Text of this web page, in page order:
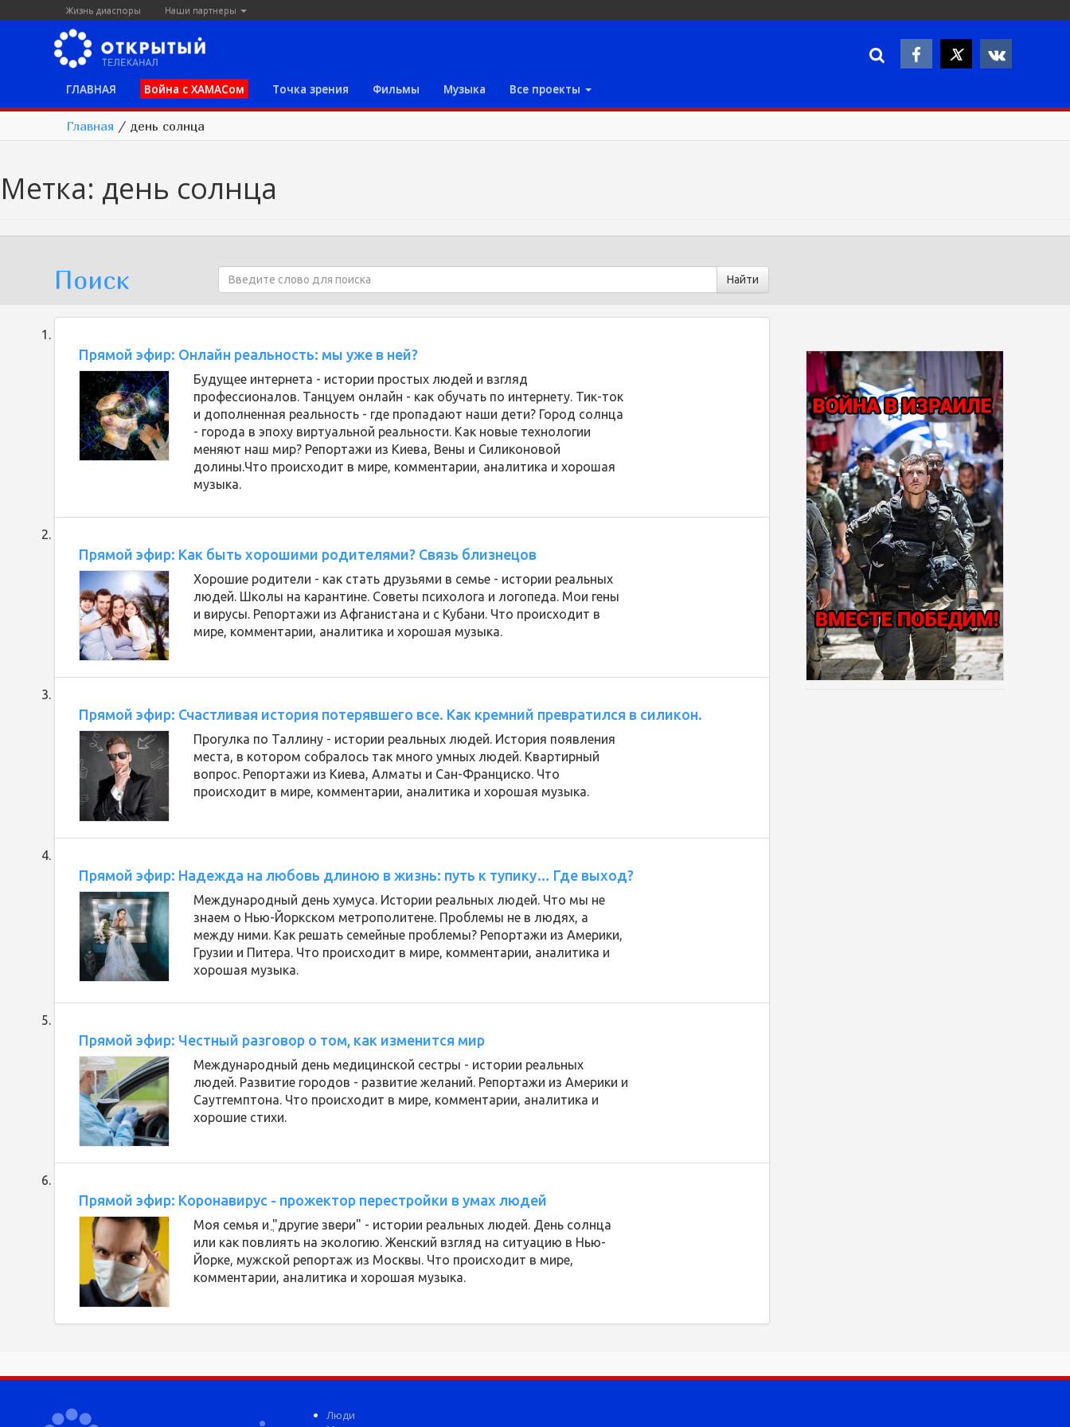
Жизнь диаспоры Наши партнеры
ГЛАВНАЯ Война с ХАМАСом Точка зрения Фильмы Музыка Все проекты
Главная / день солнца
Метка: день солнца
Поиск
Прямой эфир: Онлайн реальность: мы уже в ней?
Будущее интернета - истории простых людей и взгляд
профессионалов. Танцуем онлайн - как обучать по интернету. Тик-ток
и дополненная реальность - где пропадают наши дети? Город солнца
- города в эпоху виртуальной реальности. Как новые технологии
меняют наш мир? Репортажи из Киева, Вены и Силиконовой
долины.Что происходит в мире, комментарии, аналитика и хорошая
музыка.
Прямой эфир: Как быть хорошими родителями? Связь близнецов
Хорошие родители - как стать друзьями в семье - истории реальных
людей. Школы на карантине. Советы психолога и логопеда. Мои гены
и вирусы. Репортажи из Афганистана и с Кубани. Что происходит в
мире, комментарии, аналитика и хорошая музыка.
Прямой эфир: Счастливая история потерявшего все. Как кремний превратился в силикон.
Прогулка по Таллину - истории реальных людей. История появления
места, в котором собралось так много умных людей. Квартирный
вопрос. Репортажи из Киева, Алматы и Сан-Франциско. Что
происходит в мире, комментарии, аналитика и хорошая музыка.
Прямой эфир: Надежда на любовь длиною в жизнь: путь к тупику… Где выход?
Международный день хумуса. Истории реальных людей. Что мы не
знаем о Нью-Йоркском метрополитене. Проблемы не в людях, а
между ними. Как решать семейные проблемы? Репортажи из Америки,
Грузии и Питера. Что происходит в мире, комментарии, аналитика и
хорошая музыка.
Прямой эфир: Честный разговор о том, как изменится мир
Международный день медицинской сестры - истории реальных
людей. Развитие городов - развитие желаний. Репортажи из Америки и
Саутгемптона. Что происходит в мире, комментарии, аналитика и
хорошие стихи.
Прямой эфир: Коронавирус - прожектор перестройки в умах людей
Моя семья и ֲ"другие звери" - истории реальных людей. День солнца
или как повлиять на экологию. Женский взгляд на ситуацию в Нью-
Йорке, мужской репортаж из Москвы. Что происходит в мире,
комментарии, аналитика и хорошая музыка.
Люди